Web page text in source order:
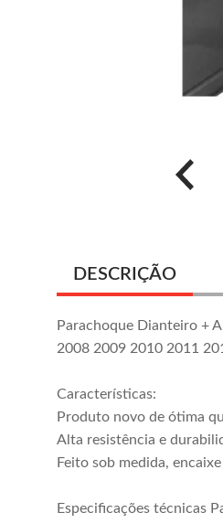
DESCRIÇÃO
Parachoque Dianteiro +
2008 2009 2010 2011
Características:
Produto novo de ótima
Alta resistência e
Feito sob medida,
Especificações técnicas